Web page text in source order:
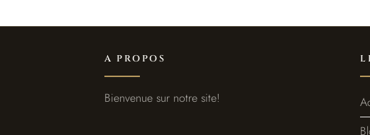
A PROPOS
Bienvenue sur notre site!